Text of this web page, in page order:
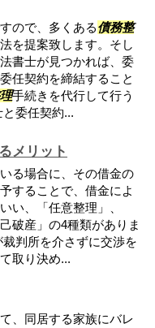
ので、多くある債務整
を提案致します。そし
書士が見つかれば、委
任契約を締結すること
手続きを代行して行う
委任契約...
メリット
る場合に、その借金の
することで、借金によ
い、「任意整理」、
破産」の4種類がありま
判所を介さずに交渉を
取り決め...
、同居する家族にバレ